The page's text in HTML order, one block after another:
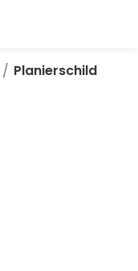
Planierschild